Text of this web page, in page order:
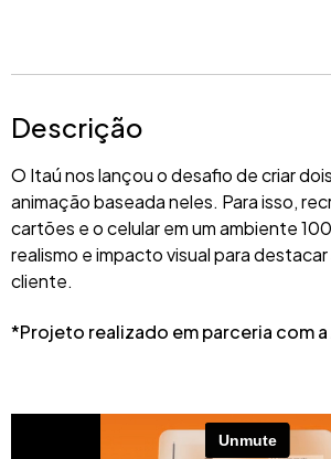
Descrição
O Itaú nos lançou o desafio de criar
animação baseada neles. Para isso,
cartões e o celular em um ambiente
realismo e impacto visual para
cliente.
*Projeto realizado em parceria com